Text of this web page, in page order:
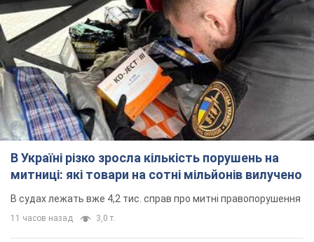
В Україні різко зросла кількість порушень на
митниці: які товари на сотні мільйонів вилучено
В судах лежать вже 4,2 тис. справ про митні правопорушення
11 часов назад 3,0 т.